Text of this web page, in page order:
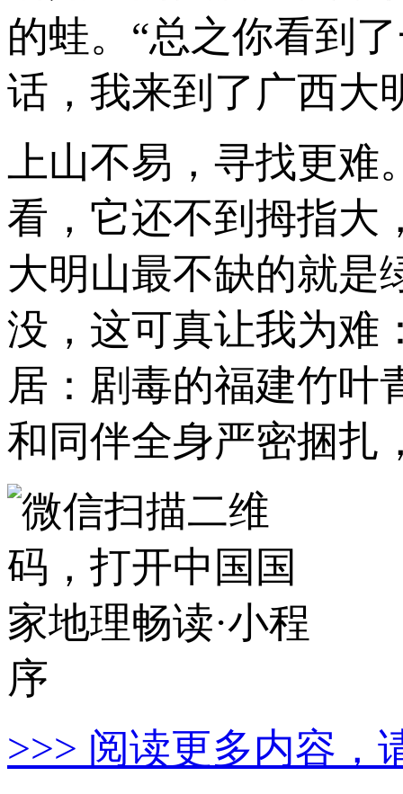
的蛙。“总之你看到
话，我来到了广西大
上山不易，寻找更
看，它还不到拇指大
大明山最不缺的就是
没，这可真让我为难
居：剧毒的福建竹叶
和同伴全身严密捆扎
>>> 阅读更多内容，